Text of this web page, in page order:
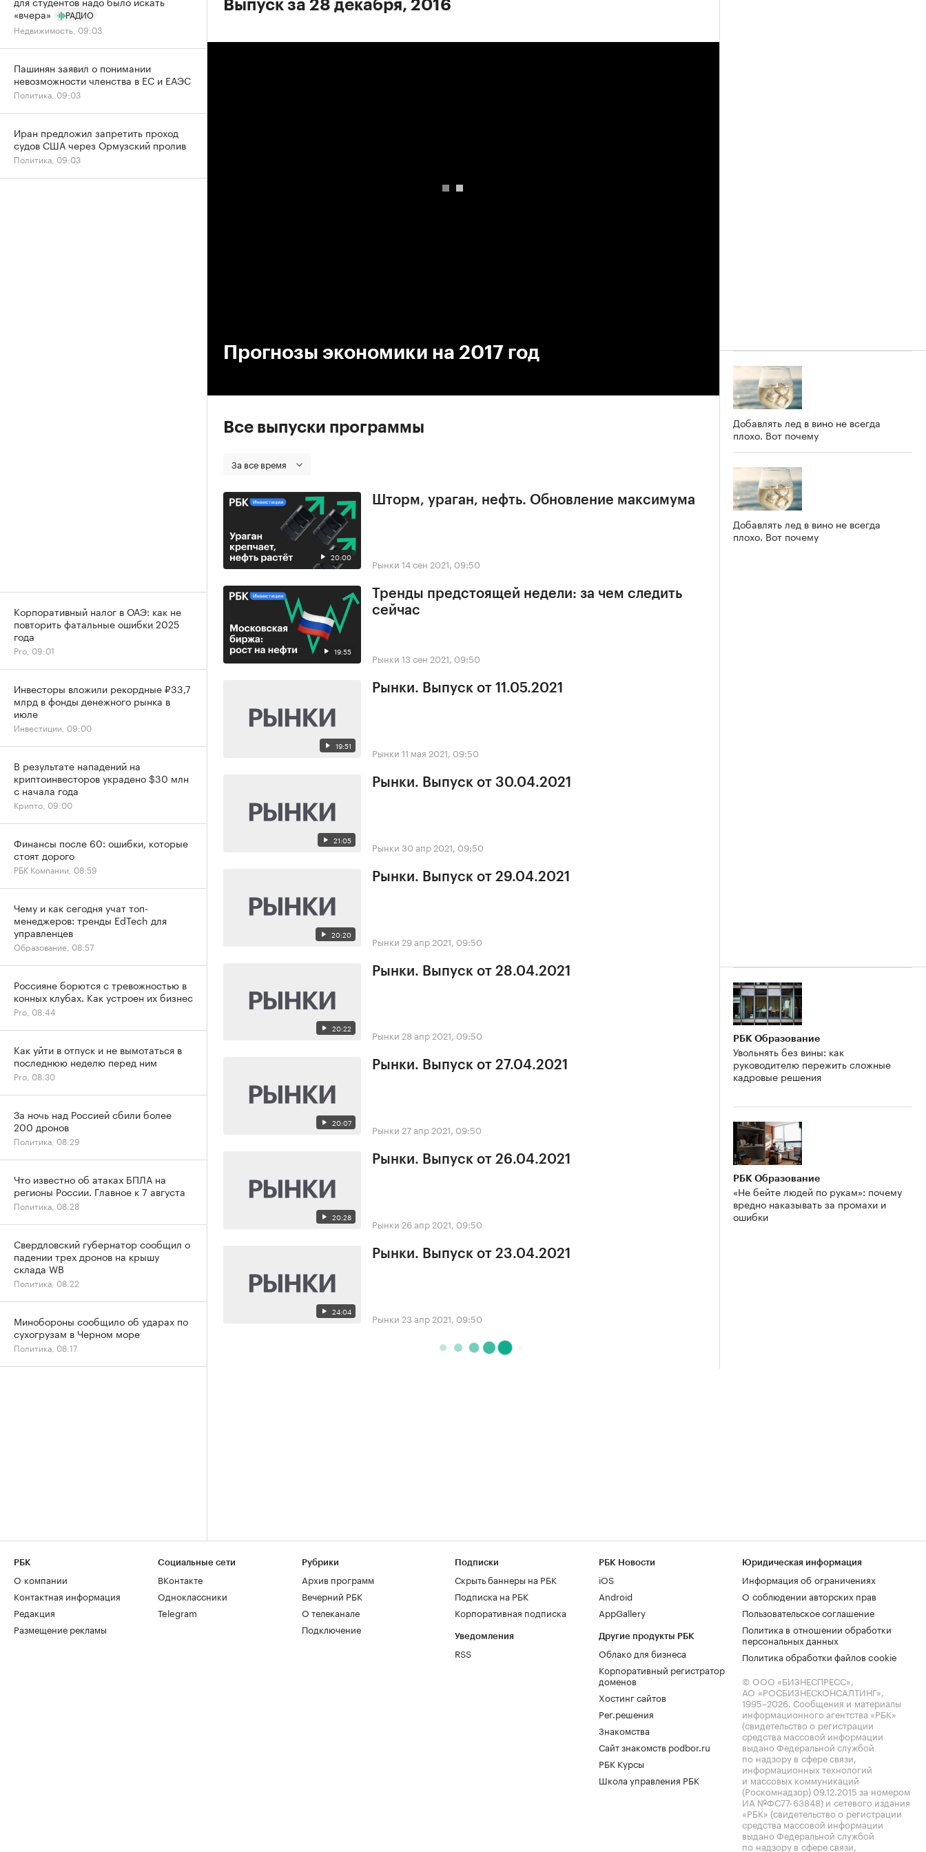
Выпуск за 28 декабря, 2016
Прогнозы экономики на 2017 год
Все выпуски программы
За все время
20:00
Шторм, ураган, нефть. Обновление максимума
Рынки 14 сен 2021, 09:50
19:55
Тренды предстоящей недели: за чем следить
сейчас
Рынки 13 сен 2021, 09:50
19:51
Рынки. Выпуск от 11.05.2021
Рынки 11 мая 2021, 09:50
21:05
Рынки. Выпуск от 30.04.2021
Рынки 30 апр 2021, 09:50
20:20
Рынки. Выпуск от 29.04.2021
Рынки 29 апр 2021, 09:50
20:22
Рынки. Выпуск от 28.04.2021
Рынки 28 апр 2021, 09:50
20:07
Рынки. Выпуск от 27.04.2021
Рынки 27 апр 2021, 09:50
20:28
Рынки. Выпуск от 26.04.2021
Рынки 26 апр 2021, 09:50
24:04
Рынки. Выпуск от 23.04.2021
Рынки 23 апр 2021, 09:50
Добавлять лед в вино не всегда
плохо. Вот почему
Добавлять лед в вино не всегда
плохо. Вот почему
РБК Образование
Увольнять без вины: как
руководителю пережить сложные
кадровые решения
РБК Образование
«Не бейте людей по рукам»: почему
вредно наказывать за промахи и
ошибки
«вчера»
РАДИО
Недвижимость, 09:03
Пашинян заявил о понимании
невозможности членства в ЕС и ЕАЭС
Политика, 09:03
Иран предложил запретить проход
судов США через Ормузский пролив
Политика, 09:03
Корпоративный налог в ОАЭ: как не
повторить фатальные ошибки 2025
года
Pro, 09:01
Инвесторы вложили рекордные ₽33,7
млрд в фонды денежного рынка в
июле
Инвестиции, 09:00
В результате нападений на
криптоинвесторов украдено $30 млн
с начала года
Крипто, 09:00
Финансы после 60: ошибки, которые
стоят дорого
РБК Компании, 08:59
Чему и как сегодня учат топ-
менеджеров: тренды EdTech для
управленцев
Образование, 08:57
Россияне борются с тревожностью в
конных клубах. Как устроен их бизнес
Pro, 08:44
Как уйти в отпуск и не вымотаться в
последнюю неделю перед ним
Pro, 08:30
За ночь над Россией сбили более
200 дронов
Политика, 08:29
Что известно об атаках БПЛА на
регионы России. Главное к 7 августа
Политика, 08:28
Свердловский губернатор сообщил о
падении трех дронов на крышу
склада WB
Политика, 08:22
Минобороны сообщило об ударах по
сухогрузам в Черном море
Политика, 08:17
РБК
О компании
Контактная информация
Редакция
Размещение рекламы
Социальные сети
ВКонтакте
Одноклассники
Telegram
Рубрики
Архив программ
Вечерний РБК
О телеканале
Подключение
Подписки
Скрыть баннеры на РБК
Подписка на РБК
Корпоративная подписка
Уведомления
RSS
РБК Новости
iOS
Android
AppGallery
Другие продукты РБК
Облако для бизнеса
Корпоративный регистратор
доменов
Хостинг сайтов
Рег.решения
Знакомства
Сайт знакомств podbor.ru
РБК Курсы
Школа управления РБК
Юридическая информация
Информация об ограничениях
О соблюдении авторских прав
Пользовательское соглашение
Политика в отношении обработки
персональных данных
Политика обработки файлов cookie
© ООО «БИЗНЕСПРЕСС»,
АО «РОСБИЗНЕСКОНСАЛТИНГ»,
1995–2026. Сообщения и материалы
информационного агентства «РБК»
(свидетельство о регистрации
средства массовой информации
выдано Федеральной службой
по надзору в сфере связи,
информационных технологий
и массовых коммуникаций
(Роскомнадзор) 09.12.2015 за номером
ИА №ФС77-63848) и сетевого издания
«РБК» (свидетельство о регистрации
средства массовой информации
выдано Федеральной службой
по надзору в сфере связи,